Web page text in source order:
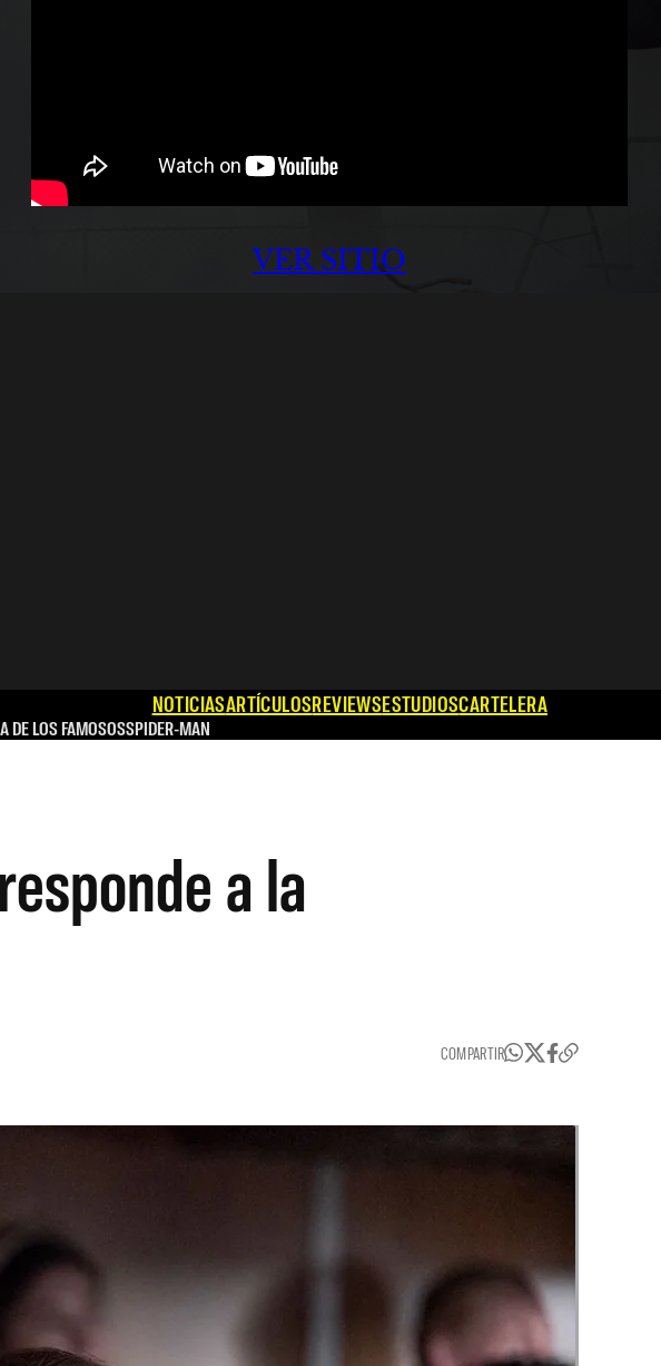
VER SITIO
NOTICIASARTÍCULOSREVIEWSESTUDIOSCARTELERA
DE LOS FAMOSOSSPIDER-MAN
a la
COMPARTIR